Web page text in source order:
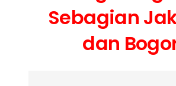
Sebagian
dan